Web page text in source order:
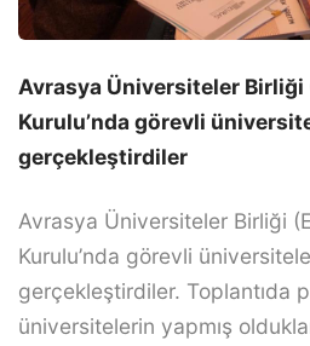
Avrasya Üniversiteler Birliği
Kurulu’nda görevli
gerçekleştirdiler
Avrasya Üniversiteler Birliği
Kurulu’nda görevli
gerçekleştirdiler. Toplantıda
üniversitelerin yapmış